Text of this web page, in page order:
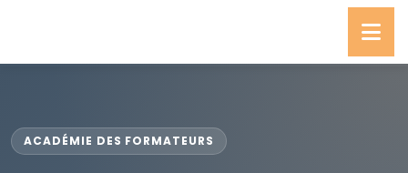
ACADÉMIE DES FORMATEURS